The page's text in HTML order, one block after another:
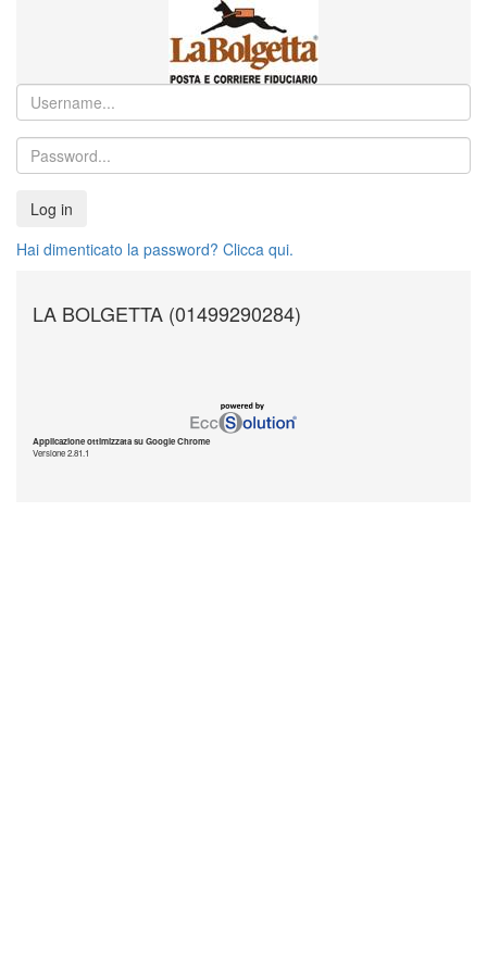
Log in
Hai dimenticato la password? Clicca qui.
LA BOLGETTA (01499290284)
Applicazione ottimizzata su Google Chrome
Versione 2.81.1